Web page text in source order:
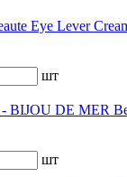
Eye Lever
шт
BIJOU DE MER
шт